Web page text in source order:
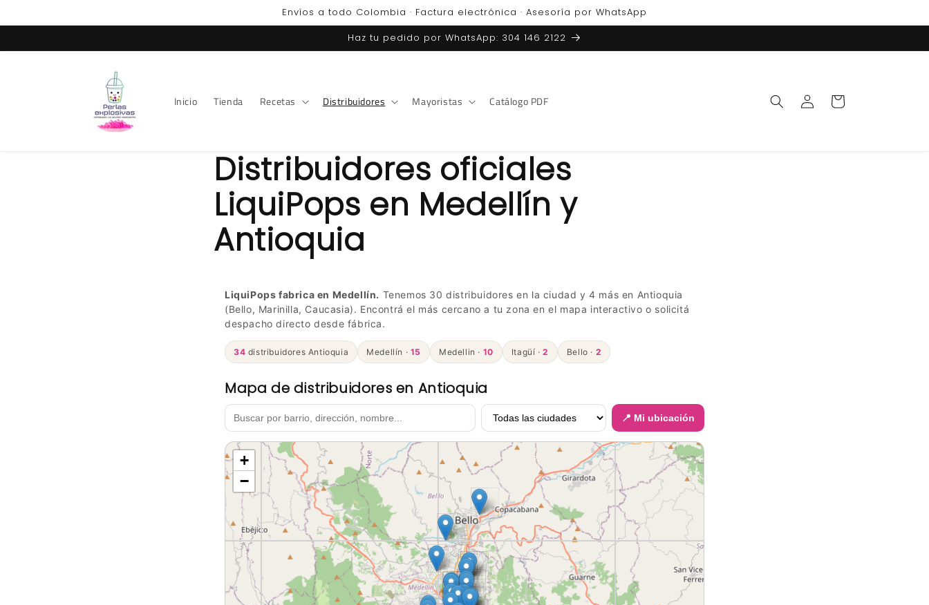
al contenido
Envíos a todo Colombia · Factura electrónica · Asesoría por WhatsApp
Haz tu pedido por WhatsApp: 304 146 2122
Inicio Tienda Recetas Distribuidores Mayoristas Catálogo PDF
Iniciar
sesión
Carrito
Distribuidores oficiales
LiquiPops en Medellín y
Antioquia
LiquiPops fabrica en Medellín. Tenemos 30 distribuidores en la ciudad y 4 más en Antioquia
(Bello, Marinilla, Caucasia). Encontrá el más cercano a tu zona en el mapa interactivo o solicitá
despacho directo desde fábrica.
34 distribuidores Antioquia Medellín · 15 Medellin · 10 Itagüí ·2 Bello · 2
Mapa de distribuidores en Antioquia
📍 Mi ubicación
+
−